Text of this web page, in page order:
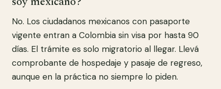
No. Los ciudadanos mexicanos con pasaporte
vigente entran a Colombia sin visa por hasta 90
días. El trámite es solo migratorio al llegar. Llevá
comprobante de hospedaje y pasaje de regreso,
aunque en la práctica no siempre lo piden.